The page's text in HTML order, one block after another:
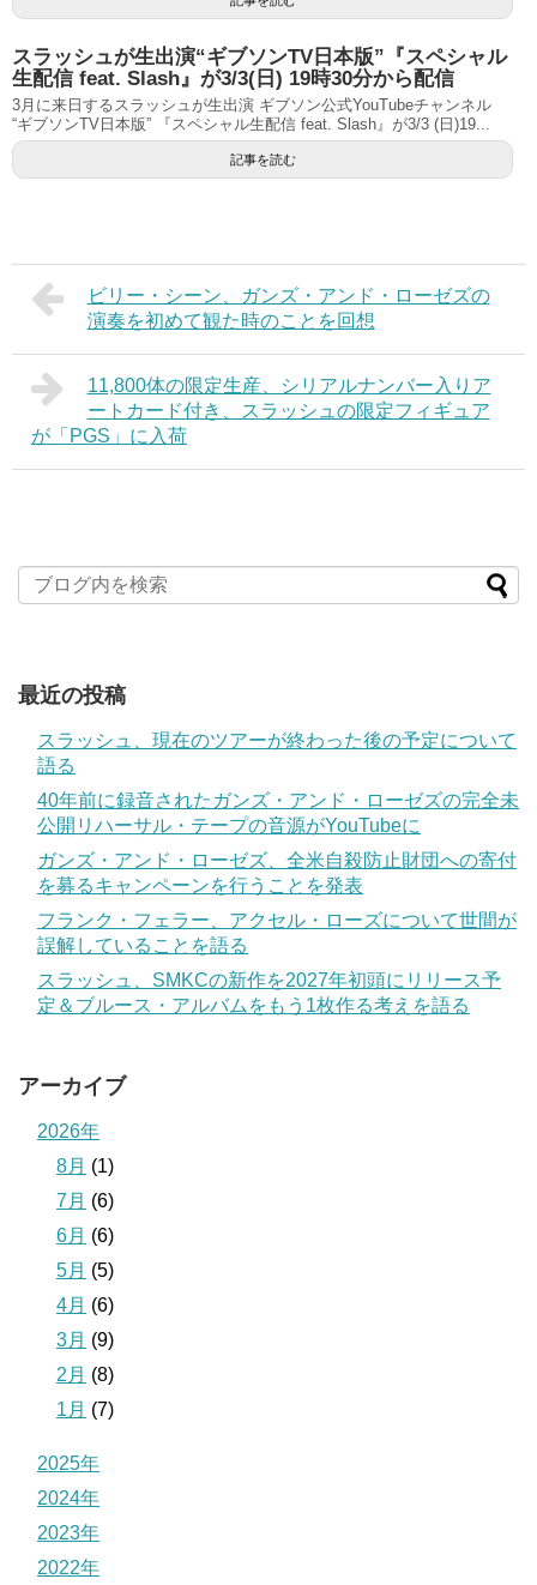
スラッシュが生出演“ギブソンTV日本版”『スペシャル
生配信 feat. Slash』が3/3(日) 19時30分から配信
3月に来日するスラッシュが生出演 ギブソン公式YouTubeチャンネル
“ギブソンTV日本版” 『スペシャル生配信 feat. Slash』が3/3 (日)19...
記事を読む
ビリー・シーン、ガンズ・アンド・ローゼズの
演奏を初めて観た時のことを回想
11,800体の限定生産、シリアルナンバー入りア
ートカード付き、スラッシュの限定フィギュア
が「PGS」に入荷
最近の投稿
スラッシュ、現在のツアーが終わった後の予定について
語る
40年前に録音されたガンズ・アンド・ローゼズの完全未
公開リハーサル・テープの音源がYouTubeに
ガンズ・アンド・ローゼズ、全米自殺防止財団への寄付
を募るキャンペーンを行うことを発表
フランク・フェラー、アクセル・ローズについて世間が
誤解していることを語る
スラッシュ、SMKCの新作を2027年初頭にリリース予
定＆ブルース・アルバムをもう1枚作る考えを語る
アーカイブ
2026年
8月 (1)
7月 (6)
6月 (6)
5月 (5)
4月 (6)
3月 (9)
2月 (8)
1月 (7)
2025年
2024年
2023年
2022年